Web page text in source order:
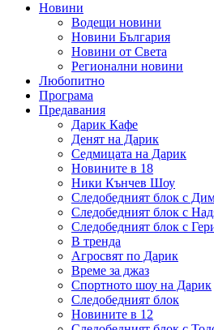
Новини
Водещи новини
Новини България
Новини от Света
Регионални новини
Любопитно
Програма
Предавания
Дарик Кафе
Денят на Дарик
Седмицата на Дарик
Новините в 18
Ники Кънчев Шоу
Следобедният блок с
Следобедният блок с
Следобедният блок с
В тренда
Агросвят по Дарик
Време за джаз
Спортното шоу на Дарик
Следобедният блок
Новините в 12